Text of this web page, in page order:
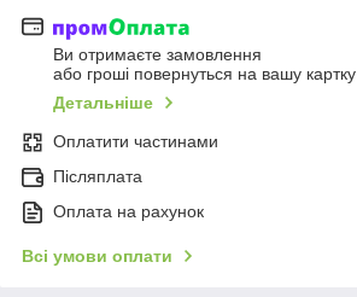
Ви отримаєте замовлення
або гроші повернуться на вашу картку
Детальніше
Оплатити частинами
Післяплата
Оплата на рахунок
Всі умови оплати